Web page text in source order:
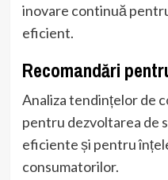
inovare continuă
eficient.
Recomandări
Analiza tendințelor de
pentru dezvoltarea de
eficiente și pentru
consumatorilor.